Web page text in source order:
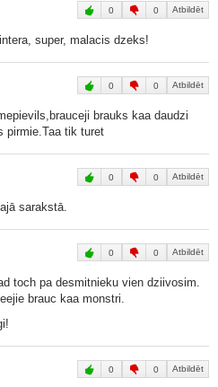
0 0 Atbildēt
super, malacis dzeks!
0 0 Atbildēt
brauks kaa daudzi
pirmie.Taa tik turet
0 0 Atbildēt
sarakstā.
0 0 Atbildēt
toch pa desmitnieku vien dziivosim.
brauc kaa monstri.
0 0 Atbildēt